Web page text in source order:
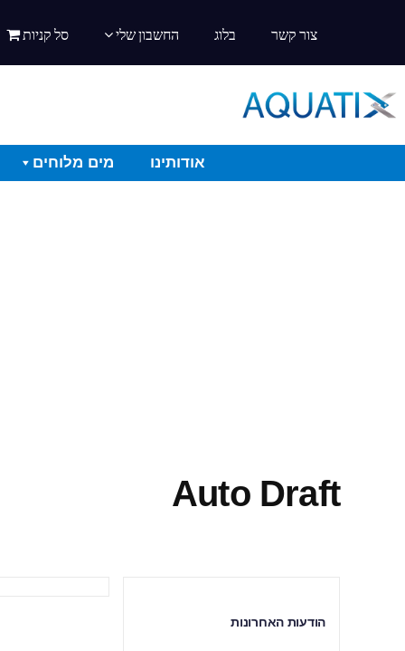
צור קשר בלוג החשבון שלי סל קניות
אודותינו מים מלוחים
Auto Draft
הודעות האחרונות